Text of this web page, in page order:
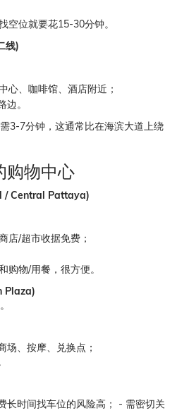
空位就要花15-30分钟。
线)
心、咖啡馆、酒店附近；
边。
3-7分钟，这通常比在海滨大道上绕
购物中心
/ Central Pattaya)
店/超市收据免费；
购物/用餐，很方便。
Plaza)
、按摩、兑换点；
长时间找车位的风险高； - 需密切关